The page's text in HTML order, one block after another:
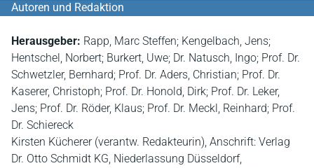
Autoren und Redaktion
Herausgeber: Rapp, Marc Steffen; Kengelbach, Jens;
Hentschel, Norbert; Burkert, Uwe; Dr. Natusch, Ingo; Prof. Dr.
Schwetzler, Bernhard; Prof. Dr. Aders, Christian; Prof. Dr.
Kaserer, Christoph; Prof. Dr. Honold, Dirk; Prof. Dr. Leker,
Jens; Prof. Dr. Röder, Klaus; Prof. Dr. Meckl, Reinhard; Prof.
Dr. Schiereck
Kirsten Kücherer (verantw. Redakteurin), Anschrift: Verlag
Dr. Otto Schmidt KG, Niederlassung Düsseldorf,